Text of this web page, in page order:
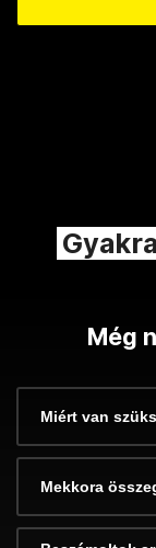
Még
Miért van
Mekkora